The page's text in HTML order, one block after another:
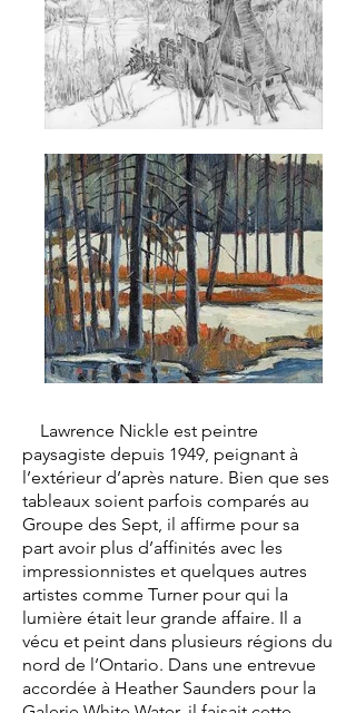
Lawrence Nickle est peintre
paysagiste depuis 1949, peignant à
l’extérieur d’après nature. Bien que ses
tableaux soient parfois comparés au
Groupe des Sept, il affirme pour sa
part avoir plus d’affinités avec les
impressionnistes et quelques autres
artistes comme Turner pour qui la
lumière était leur grande affaire. Il a
vécu et peint dans plusieurs régions du
nord de l’Ontario. Dans une entrevue
accordée à Heather Saunders pour la